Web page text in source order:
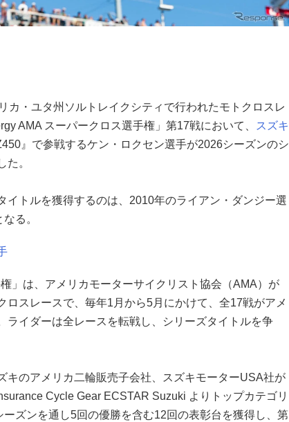
カ・ユタ州ソルトレイクシティで行われたモトクロスレ
AMA スーパークロス選手権」第17戦において、 スズキ
』で参戦するケン・ロクセン選手が2026シーズンのシ
た。
イトルを獲得するのは、2010年のライアン・ダンジー選
る。
権」は、アメリカモーターサイクリスト協会（AMA）が
ロスレースで、毎年1月から5月にかけて、全17戦がアメ
ライダーは全レースを転戦し、シリーズタイトルを争
キのアメリカ二輪販売子会社、スズキモーターUSA社が
Cycle Gear ECSTAR Suzuki よりトップカテゴリ
ズンを通し5回の優勝を含む12回の表彰台を獲得し、第